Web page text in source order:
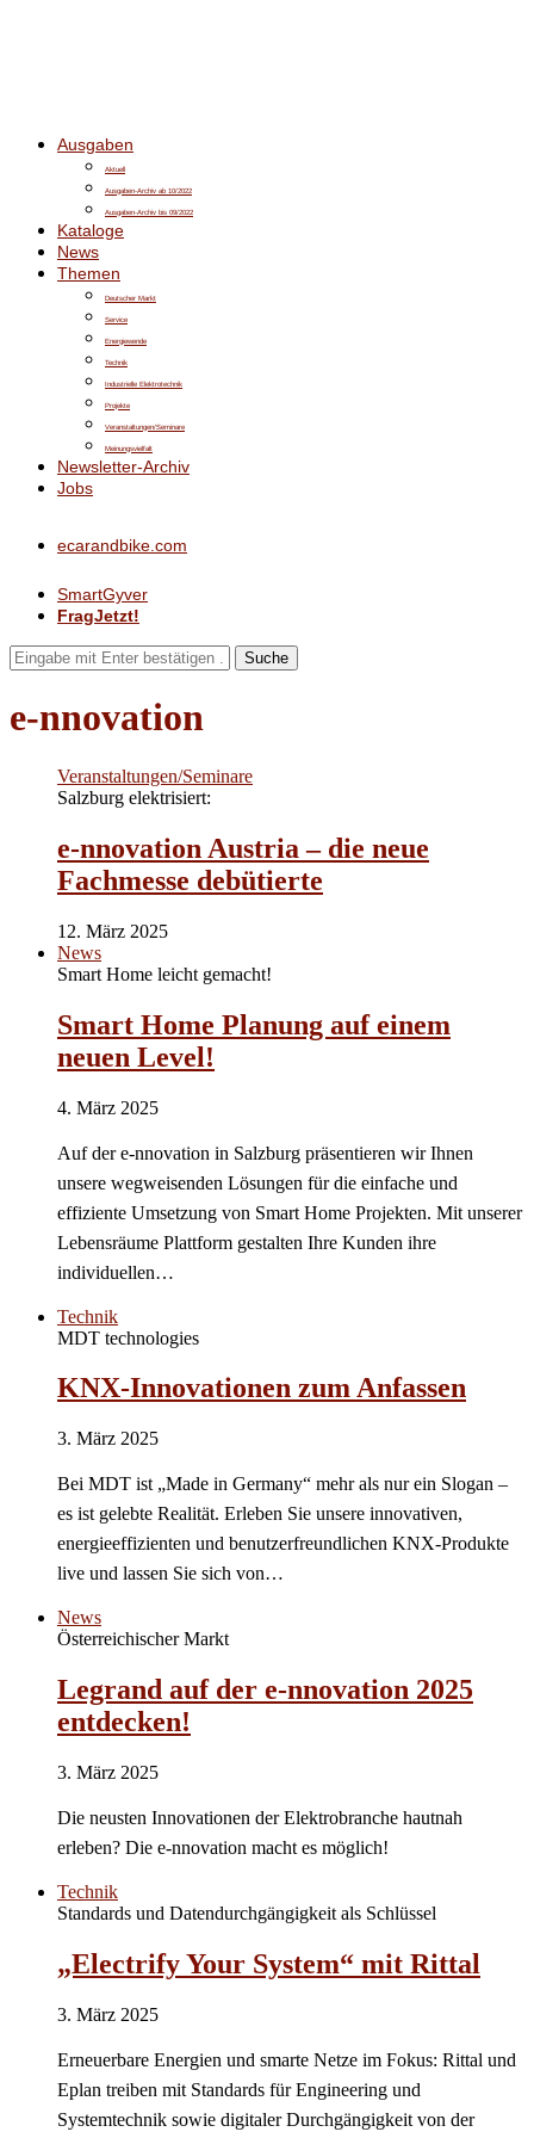
Ausgaben
Aktuell
Ausgaben-Archiv ab 10/2022
Ausgaben-Archiv bis 09/2022
Kataloge
News
Themen
Deutscher Markt
Service
Energiewende
Technik
Industrielle Elektrotechnik
Projekte
Veranstaltungen/Seminare
Meinungsvielfalt
Newsletter-Archiv
Jobs
ecarandbike.com
SmartGyver
FragJetzt!
Suche
e-nnovation
Veranstaltungen/Seminare
Salzburg elektrisiert:
e-nnovation Austria – die neue
Fachmesse debütierte
12. März 2025
News
Smart Home leicht gemacht!
Smart Home Planung auf einem
neuen Level!
4. März 2025
Auf der e-nnovation in Salzburg präsentieren wir Ihnen
unsere wegweisenden Lösungen für die einfache und
effiziente Umsetzung von Smart Home Projekten. Mit unserer
Lebensräume Plattform gestalten Ihre Kunden ihre
individuellen…
Technik
MDT technologies
KNX-Innovationen zum Anfassen
3. März 2025
Bei MDT ist „Made in Germany“ mehr als nur ein Slogan –
es ist gelebte Realität. Erleben Sie unsere innovativen,
energieeffizienten und benutzerfreundlichen KNX-Produkte
live und lassen Sie sich von…
News
Österreichischer Markt
Legrand auf der e-nnovation 2025
entdecken!
3. März 2025
Die neusten Innovationen der Elektrobranche hautnah
erleben? Die e-nnovation macht es möglich!
Technik
Standards und Datendurchgängigkeit als Schlüssel
„Electrify Your System“ mit Rittal
3. März 2025
Erneuerbare Energien und smarte Netze im Fokus: Rittal und
Eplan treiben mit Standards für Engineering und
Systemtechnik sowie digitaler Durchgängigkeit von der